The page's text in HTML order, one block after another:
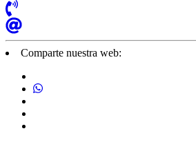
Comparte nuestra web: